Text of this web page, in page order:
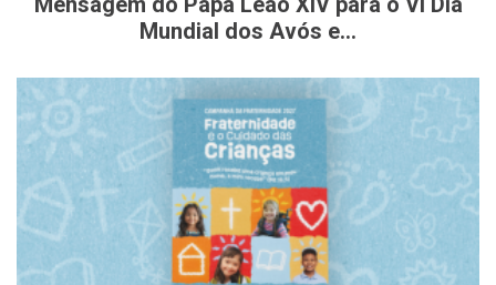
Mundial dos Avós e...